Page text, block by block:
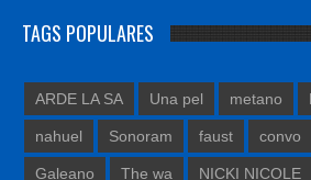
TAGS POPULARES
ARDE LA SA Una pel metano
nahuel Sonoram faust convo
Galeano The wa NICKI NICOLE